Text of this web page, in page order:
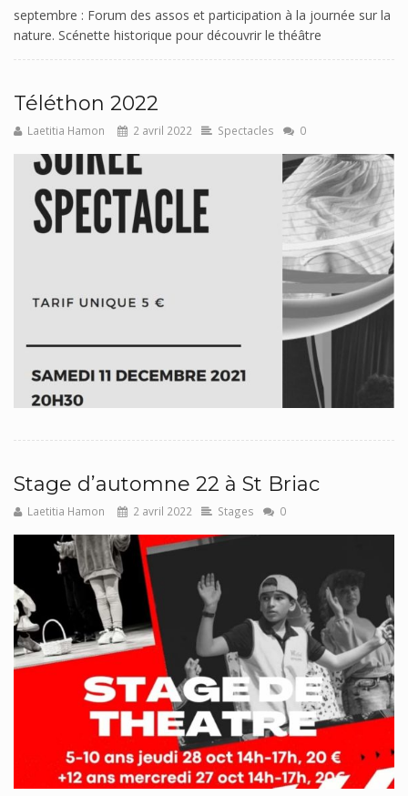
septembre : Forum des assos et participation à la journée sur la
nature. Scénette historique pour découvrir le théâtre
Téléthon 2022
Laetitia Hamon 2 avril 2022 Spectacles 0
Stage d’automne 22 à St Briac
Laetitia Hamon 2 avril 2022 Stages 0